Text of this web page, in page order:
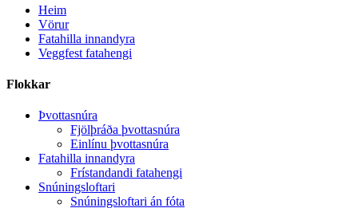
Heim
Vörur
Fatahilla innandyra
Veggfest fatahengi
Flokkar
Þvottasnúra
Fjölþráða þvottasnúra
Einlínu þvottasnúra
Fatahilla innandyra
Frístandandi fatahengi
Snúningsloftari
Snúningsloftari án fóta